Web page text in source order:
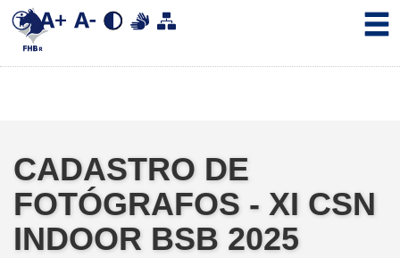
CADASTRO DE
FOTÓGRAFOS - XI CSN
INDOOR BSB 2025